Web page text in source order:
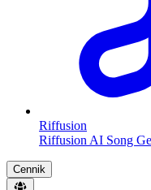
Riffusion
Riffusion AI Song
Cennik